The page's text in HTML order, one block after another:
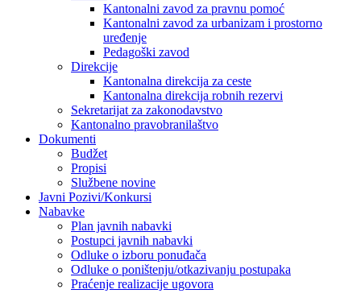
Kantonalni zavod za pravnu pomoć
Kantonalni zavod za urbanizam i prostorno
uređenje
Pedagoški zavod
Direkcije
Kantonalna direkcija za ceste
Kantonalna direkcija robnih rezervi
Sekretarijat za zakonodavstvo
Kantonalno pravobranilaštvo
Dokumenti
Budžet
Propisi
Službene novine
Javni Pozivi/Konkursi
Nabavke
Plan javnih nabavki
Postupci javnih nabavki
Odluke o izboru ponuđača
Odluke o poništenju/otkazivanju postupaka
Praćenje realizacije ugovora